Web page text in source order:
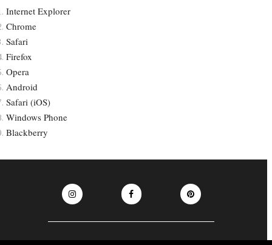
Internet Explorer
Chrome
Safari
Firefox
Opera
Android
Safari (iOS)
Windows Phone
Blackberry